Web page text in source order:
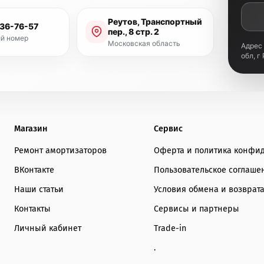
разработанный для тех,
возможность тонкой
Если ST5000 – это
гибкость настройки, то
полный спектр услуг по
ST8000.
Наша мастерская
производстве и
гарантирует высокое
76-57
номер
Реутов, Транспортный
пер., 8 стр. 2
Московская область
Адрес
обл, г
Магазин
Ремонт амортизаторов
ВКонтакте
Наши статьи
Контакты
Личный кабинет
Сервис
Оферта и политика
Пользовательское
Условия обмена и возврата
Сервисы и партнеры
Trade-in
.